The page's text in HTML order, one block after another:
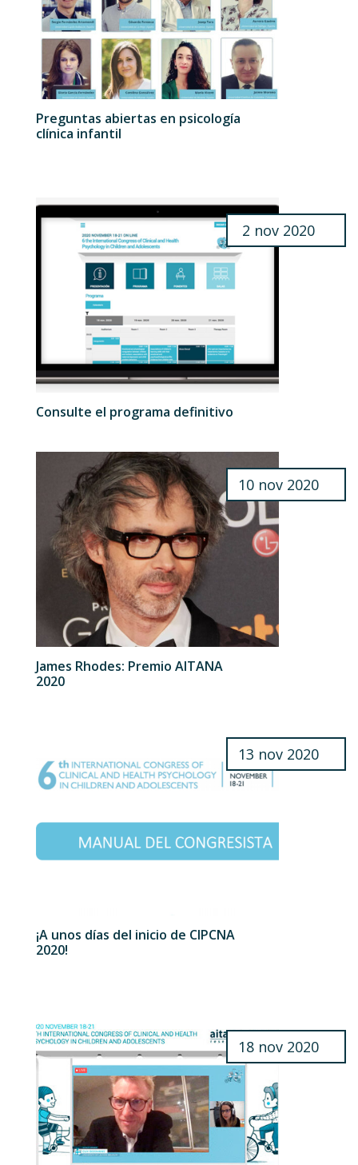
Preguntas abiertas en psicología
clínica infantil
2 nov 2020
Consulte el programa definitivo
10 nov 2020
James Rhodes: Premio AITANA
2020
13 nov 2020
¡A unos días del inicio de CIPCNA
2020!
18 nov 2020